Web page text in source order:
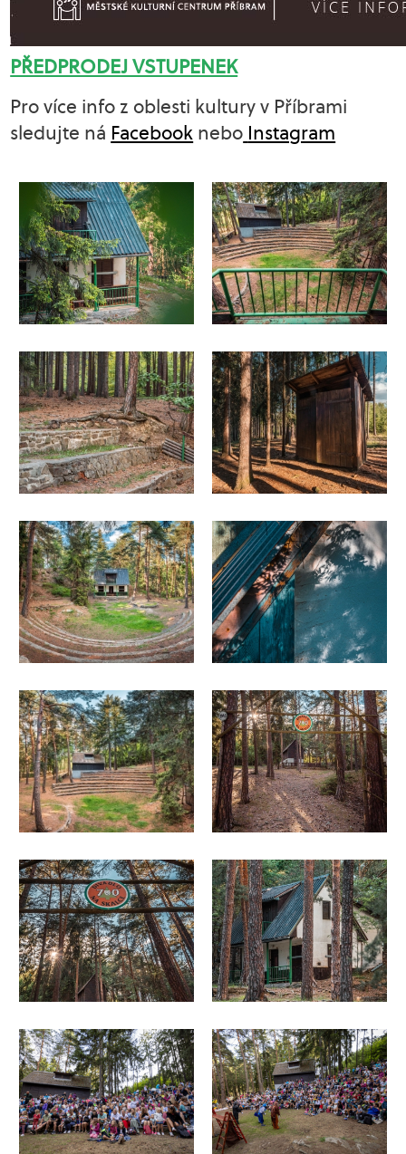
PŘEDPRODEJ VSTUPENEK
Pro více info z oblesti kultury v Příbrami
sledujte ná Facebook nebo Instagram